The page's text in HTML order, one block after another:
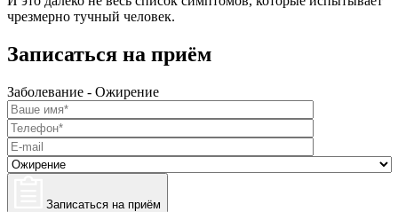
чрезмерно тучный человек.
Записаться на приём
Заболевание - Ожирение
Записаться на приём